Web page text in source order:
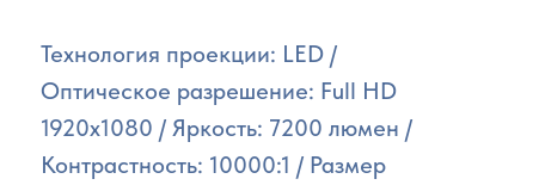
Технология проекции: LED /
Оптическое разрешение: Full HD
1920x1080 / Яркость: 7200 люмен /
Контрастность: 10000:1 / Размер